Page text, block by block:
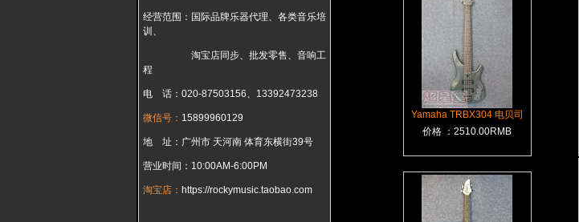
Yamaha TRBX304 电贝司
价格 ：2510.00RMB
经营范围：国际品牌乐器代理、各类音乐培
训、
淘宝店同步、批发零售、音响工
程
电 话：020-87503156、13392473238
微信号： 15899960129
地 址：广州市 天河南 体育东横街39号
营业时间：10:00AM-6:00PM
淘宝店： https://rockymusic.taobao.com